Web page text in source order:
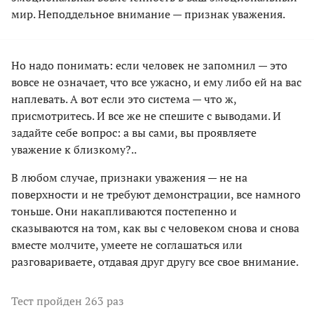
мир. Неподдельное внимание — признак уважения.
Но надо понимать: если человек не запомнил — это
вовсе не означает, что все ужасно, и ему либо ей на вас
наплевать. А вот если это система — что ж,
присмотритесь. И все же не спешите с выводами. И
задайте себе вопрос: а вы сами, вы проявляете
уважение к близкому?..
В любом случае, признаки уважения — не на
поверхности и не требуют демонстрации, все намного
тоньше. Они накапливаются постепенно и
сказываются на том, как вы с человеком снова и снова
вместе молчите, умеете не соглашаться или
разговариваете, отдавая друг другу все свое внимание.
Тестпройден 263 раз